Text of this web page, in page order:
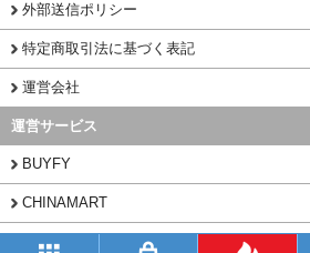
外部送信ポリシー
特定商取引法に基づく表記
運営会社
運営サービス
BUYFY
CHINAMART
1PORT